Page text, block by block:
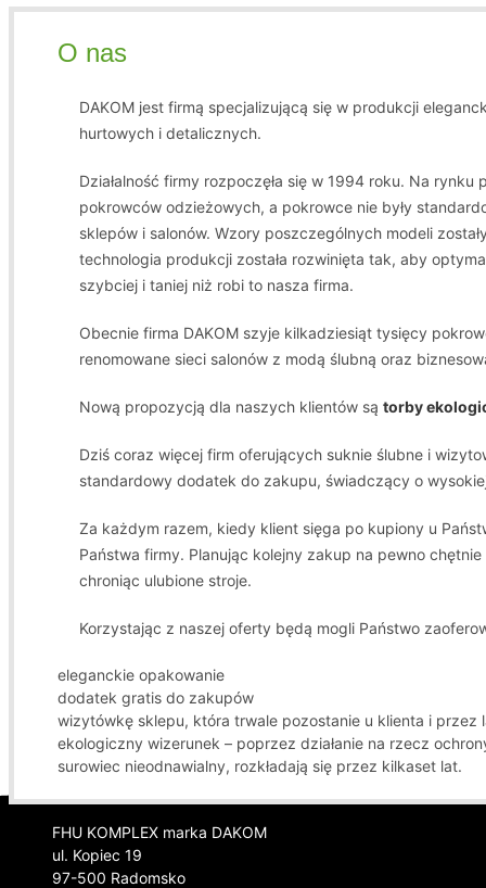
O nas
DAKOM jest firmą specjalizującą się w produkcji
hurtowych i detalicznych.
Działalność firmy rozpoczęła się w 1994 roku. Na
pokrowców odzieżowych, a pokrowce nie były
sklepów i salonów. Wzory poszczególnych modeli
technologia produkcji została rozwinięta tak, aby
szybciej i taniej niż robi to nasza firma.
Obecnie firma DAKOM szyje kilkadziesiąt tysięcy
renomowane sieci salonów z modą ślubną oraz
Nową propozycją dla naszych klientów są torby
Dziś coraz więcej firm oferujących suknie ślubne i
standardowy dodatek do zakupu, świadczący o
Za każdym razem, kiedy klient sięga po kupiony u
Państwa firmy. Planując kolejny zakup na pewno
chroniąc ulubione stroje.
Korzystając z naszej oferty będą mogli Państwo
eleganckie opakowanie
dodatek gratis do zakupów
wizytówkę sklepu, która trwale pozostanie u klienta i
ekologiczny wizerunek – poprzez działanie na rzecz
surowiec nieodnawialny, rozkładają się przez kilkaset lat.
FHU KOMPLEX marka DAKOM
ul. Kopiec 19
97-500 Radomsko